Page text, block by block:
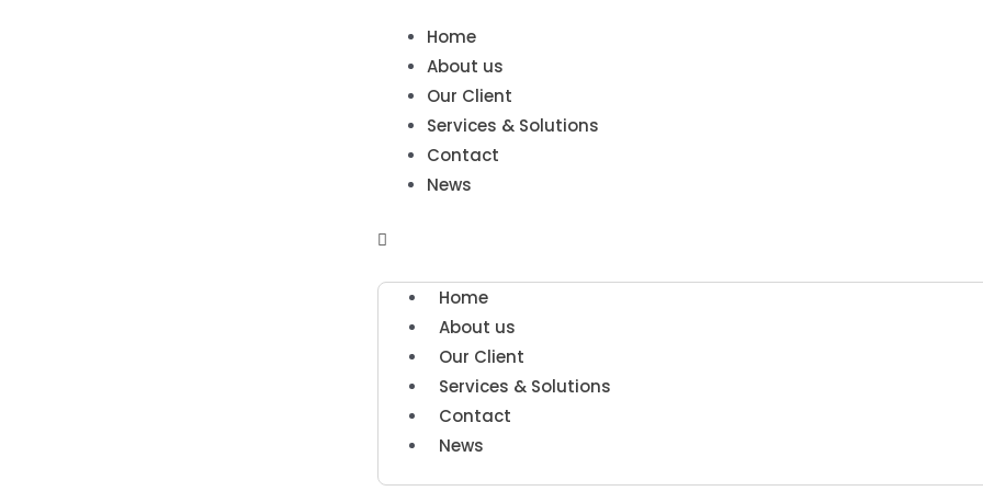
Home
About us
Our Client
Services & Solutions
Contact
News
Home
About us
Our Client
Services & Solutions
Contact
News